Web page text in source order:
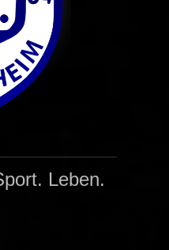
Leben.